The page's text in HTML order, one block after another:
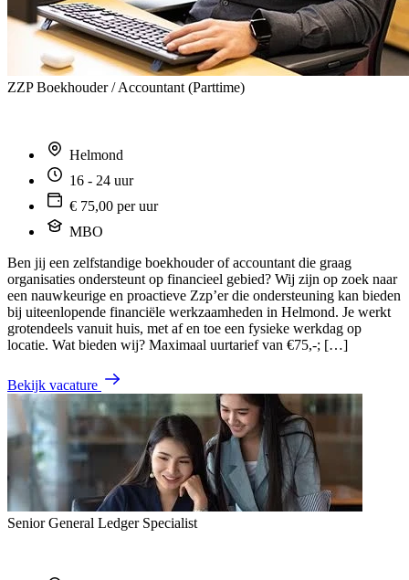
ZZP Boekhouder / Accountant (Parttime)
Helmond
16 - 24 uur
€ 75,00 per uur
MBO
Ben jij een zelfstandige boekhouder of accountant die graag
organisaties ondersteunt op financieel gebied? Wij zijn op zoek naar
een nauwkeurige en proactieve Zzp’er die ondersteuning kan bieden
bij uiteenlopende financiële werkzaamheden in Helmond. Je werkt
grotendeels vanuit huis, met af en toe een fysieke werkdag op
locatie. Wat bieden wij? Maximaal uurtarief van €75,-; […]
Bekijk vacature
Senior General Ledger Specialist